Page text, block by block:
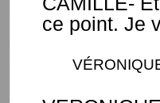
ce point. Je